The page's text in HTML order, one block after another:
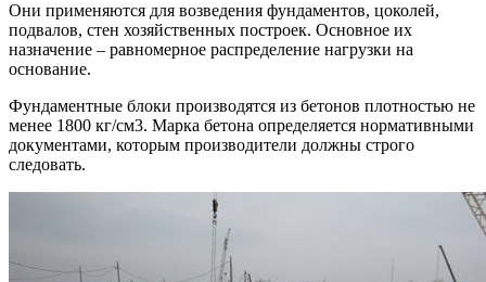
Они применяются для возведения фундаментов, цоколей,
подвалов, стен хозяйственных построек. Основное их
назначение – равномерное распределение нагрузки на
основание.
Фундаментные блоки производятся из бетонов плотностью не
менее 1800 кг/см3. Марка бетона определяется нормативными
документами, которым производители должны строго
следовать.